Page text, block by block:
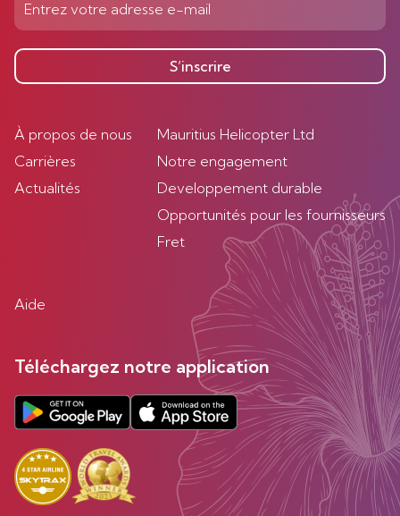
S’inscrire
À propos de nous
Carrières
Actualités
Mauritius Helicopter Ltd
Notre engagement
Developpement durable
Opportunités pour les fournisseurs
Fret
Aide
Téléchargez notre application